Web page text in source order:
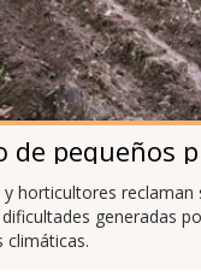
de pequeños
horticultores reclaman
generadas
climáticas.